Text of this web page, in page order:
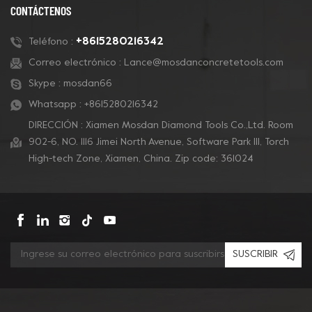
de concreto, eliminación
pulido de concreto.
CONTÁCTENOS
Teléfono : +8615280216342
Correo electrónico : Lance@mosdanconcretetools.com
Skype : mosdan66
Whatsapp : +8615280216342
DIRECCIÓN : Xiamen Mosdan Diamond Tools Co.,Ltd. Room
902-6, NO. 1116 Jimei North Avenue, Software Park Ill, Torch
High-tech Zone, Xiamen, China. Zip code: 361024
SUSCRIBIR